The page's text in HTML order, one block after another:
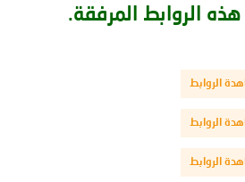
الروابط المرفقة.
الروابط
الروابط
الروابط